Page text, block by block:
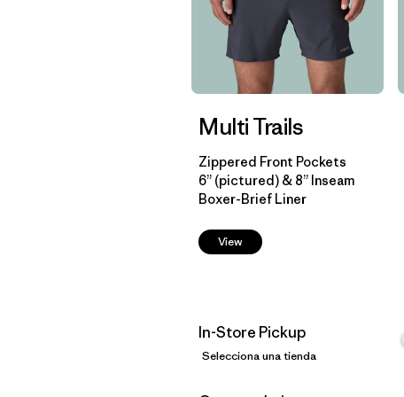
Multi Trails
Zippered Front Pockets
6” (pictured) & 8” Inseam
Boxer-Brief Liner
View
In-Store Pickup
Selecciona una tienda